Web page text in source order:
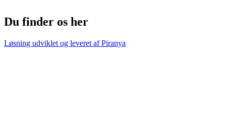
Du finder os her
Løsning udviklet og leveret afPiranya